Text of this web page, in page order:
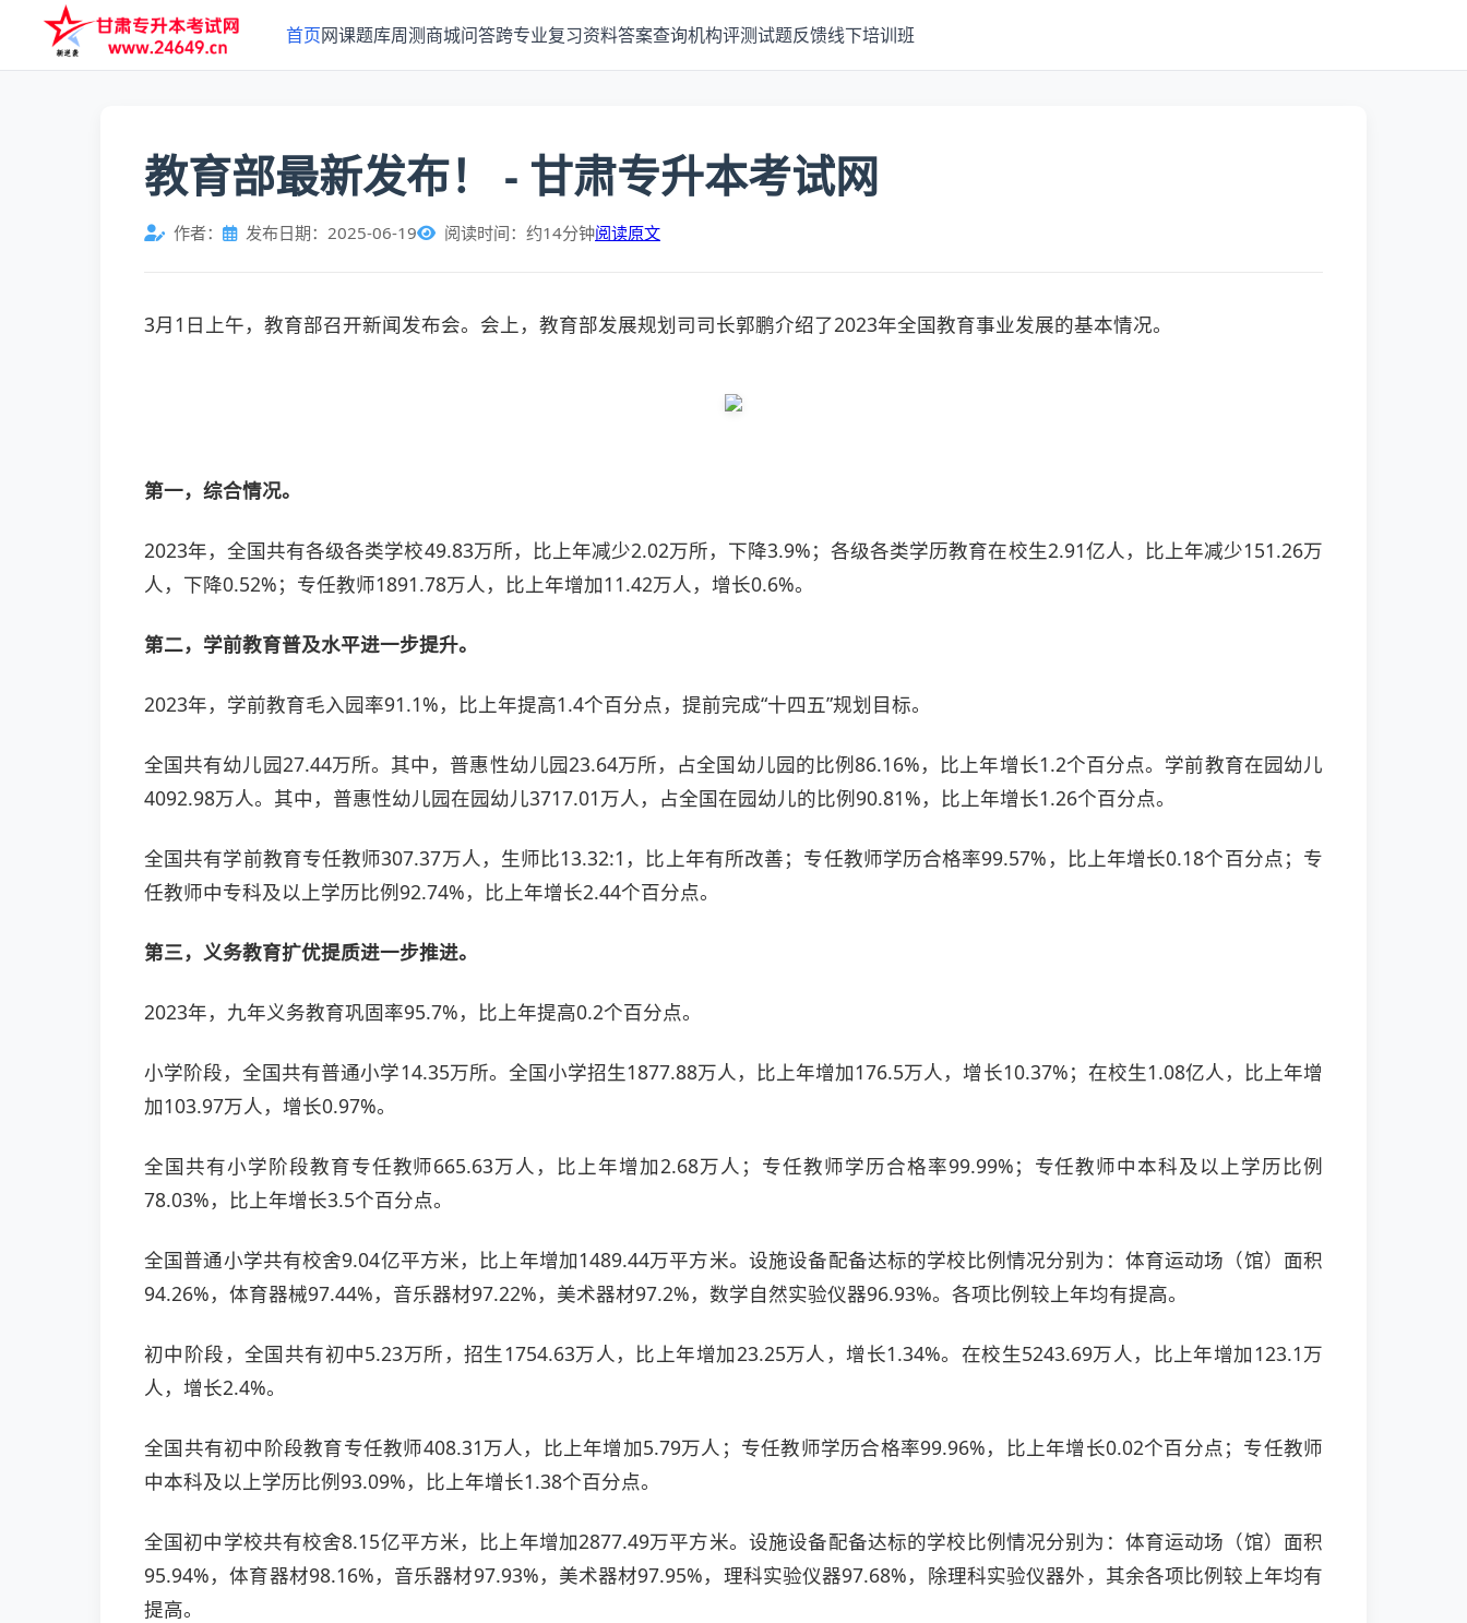
首页网课题库周测商城问答跨专业复习资料答案查询机构评测试题反馈线下培训班
教育部最新发布！ - 甘肃专升本考试网
作者： 发布日期：2025-06-19 阅读时间：约14分钟阅读原文
3月1日上午，教育部召开新闻发布会。会上，教育部发展规划司司长郭鹏介绍了2023年全国教育事业发展的基本情况。
第一，综合情况。
2023年，全国共有各级各类学校49.83万所，比上年减少2.02万所，下降3.9%；各级各类学历教育在校生2.91亿人，比上年减少151.26万
人，下降0.52%；专任教师1891.78万人，比上年增加11.42万人，增长0.6%。
第二，学前教育普及水平进一步提升。
2023年，学前教育毛入园率91.1%，比上年提高1.4个百分点，提前完成“十四五”规划目标。
全国共有幼儿园27.44万所。其中，普惠性幼儿园23.64万所，占全国幼儿园的比例86.16%，比上年增长1.2个百分点。学前教育在园幼儿
4092.98万人。其中，普惠性幼儿园在园幼儿3717.01万人，占全国在园幼儿的比例90.81%，比上年增长1.26个百分点。
全国共有学前教育专任教师307.37万人，生师比13.32:1，比上年有所改善；专任教师学历合格率99.57%，比上年增长0.18个百分点；专
任教师中专科及以上学历比例92.74%，比上年增长2.44个百分点。
第三，义务教育扩优提质进一步推进。
2023年，九年义务教育巩固率95.7%，比上年提高0.2个百分点。
小学阶段，全国共有普通小学14.35万所。全国小学招生1877.88万人，比上年增加176.5万人，增长10.37%；在校生1.08亿人，比上年增
加103.97万人，增长0.97%。
全国共有小学阶段教育专任教师665.63万人，比上年增加2.68万人；专任教师学历合格率99.99%；专任教师中本科及以上学历比例
78.03%，比上年增长3.5个百分点。
全国普通小学共有校舍9.04亿平方米，比上年增加1489.44万平方米。设施设备配备达标的学校比例情况分别为：体育运动场（馆）面积
94.26%，体育器械97.44%，音乐器材97.22%，美术器材97.2%，数学自然实验仪器96.93%。各项比例较上年均有提高。
初中阶段，全国共有初中5.23万所，招生1754.63万人，比上年增加23.25万人，增长1.34%。在校生5243.69万人，比上年增加123.1万
人，增长2.4%。
全国共有初中阶段教育专任教师408.31万人，比上年增加5.79万人；专任教师学历合格率99.96%，比上年增长0.02个百分点；专任教师
中本科及以上学历比例93.09%，比上年增长1.38个百分点。
全国初中学校共有校舍8.15亿平方米，比上年增加2877.49万平方米。设施设备配备达标的学校比例情况分别为：体育运动场（馆）面积
95.94%，体育器材98.16%，音乐器材97.93%，美术器材97.95%，理科实验仪器97.68%，除理科实验仪器外，其余各项比例较上年均有
提高。